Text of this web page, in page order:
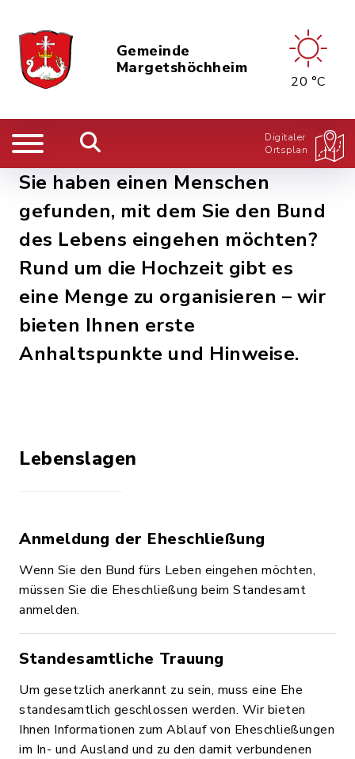
Gemeinde
Margetshöchheim
20 °C
Digitaler
Ortsplan
Sie haben einen Menschen
gefunden, mit dem Sie den Bund
des Lebens eingehen möchten?
Rund um die Hochzeit gibt es
eine Menge zu organisieren – wir
bieten Ihnen erste
Anhaltspunkte und Hinweise.
Lebenslagen
Anmeldung der Eheschließung
Wenn Sie den Bund fürs Leben eingehen möchten,
müssen Sie die Eheschließung beim Standesamt
anmelden.
Standesamtliche Trauung
Um gesetzlich anerkannt zu sein, muss eine Ehe
standesamtlich geschlossen werden. Wir bieten
Ihnen Informationen zum Ablauf von Eheschließungen
im In- und Ausland und zu den damit verbundenen